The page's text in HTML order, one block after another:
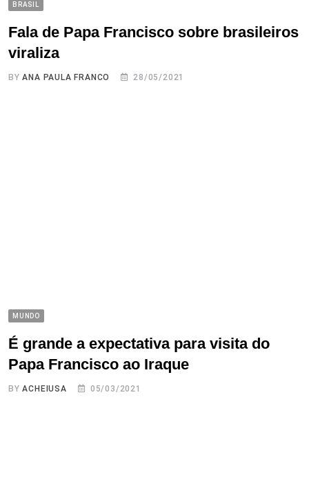
BRASIL
Fala de Papa Francisco sobre brasileiros
viraliza
BYANA PAULA FRANCO 28/05/2021
MUNDO
É grande a expectativa para visita do
Papa Francisco ao Iraque
BYACHEIUSA 05/03/2021